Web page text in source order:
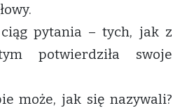
pytania – tych, jak z
potwierdziła swoje
może, jak się nazywali?